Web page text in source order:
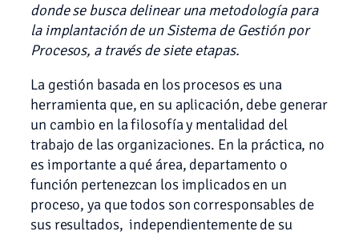
donde se busca delinear una metodología para
la implantación de un Sistema de Gestión por
Procesos, a través de siete etapas.
La gestión basada en los procesos es una
herramienta que, en su aplicación, debe generar
un cambio en la filosofía y mentalidad del
trabajo de las organizaciones. En la práctica, no
es importante a qué área, departamento o
función pertenezcan los implicados en un
proceso, ya que todos son corresponsables de
sus resultados, independientemente de su